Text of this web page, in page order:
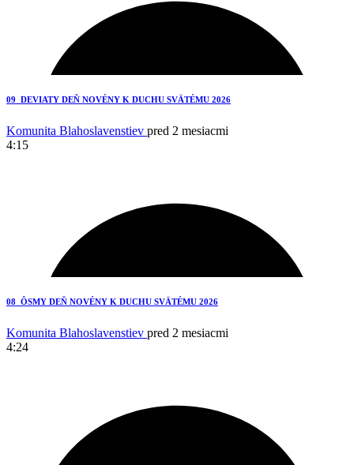
2
5
09_DEVIATY DEŇ NOVÉNY K DUCHU SVÄTÉMU 2026
Komunita Blahoslavenstiev pred 2 mesiacmi
4:15
08_ÔSMY DEŇ NOVÉNY K DUCHU SVÄTÉMU 2026
Komunita Blahoslavenstiev pred 2 mesiacmi
4:24